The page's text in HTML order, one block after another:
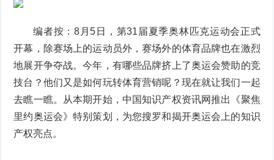
编者按：8月5日，第31届夏季奥林匹克运动会正式
开幕，除赛场上的运动员外，赛场外的体育品牌也在激烈
地展开争夺战。今年，有哪些品牌挤上了奥运会赞助的竞
技台？他们又是如何玩转体育营销呢？现在就让我们一起
去瞧一瞧。从本期开始，中国知识产权资讯网推出《聚焦
里约奥运会》特别策划，为您搜罗和揭开奥运会上的知识
产权亮点。